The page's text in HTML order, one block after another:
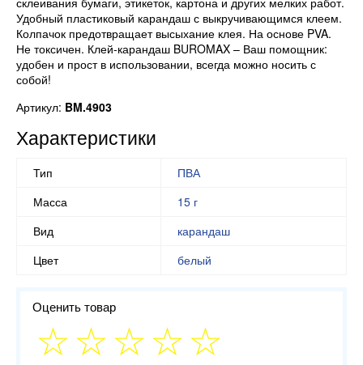
Удобный пластиковый карандаш с выкручивающимся клеем.
Колпачок предотвращает высыхание клея. На основе PVA.
Не токсичен. Клей-карандаш BUROMAX – Ваш помощник:
удобен и прост в использовании, всегда можно носить с
собой!
Артикул: BM.4903
Характеристики
Тип
ПВА
Масса
15 г
Вид
карандаш
Цвет
белый
Оценить товар